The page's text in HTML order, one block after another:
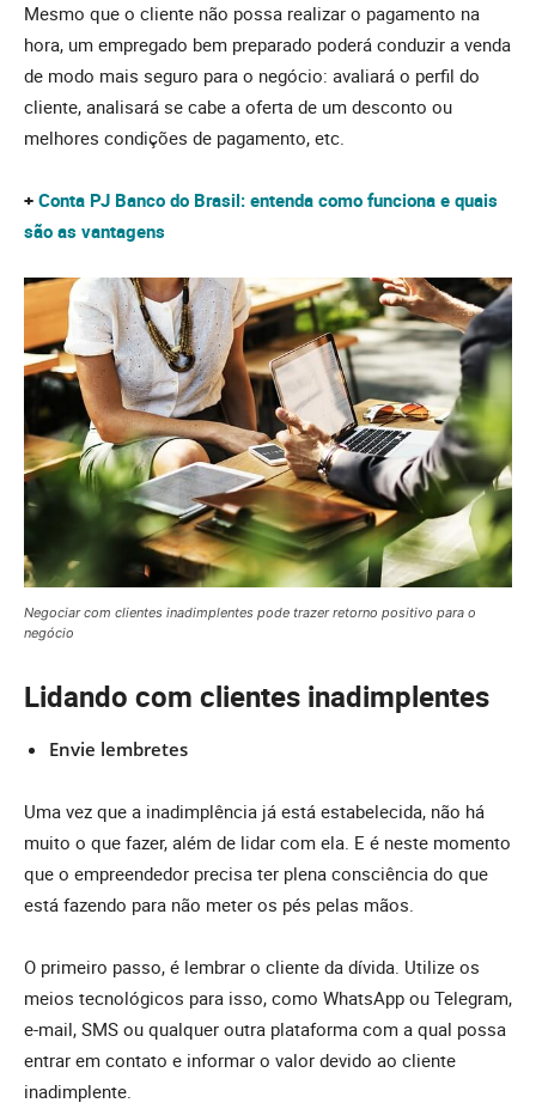
Mesmo que o cliente não possa realizar o pagamento na
hora, um empregado bem preparado poderá conduzir a venda
de modo mais seguro para o negócio: avaliará o perfil do
cliente, analisará se cabe a oferta de um desconto ou
melhores condições de pagamento, etc.
+ Conta PJ Banco do Brasil: entenda como funciona e quais
são as vantagens
Negociar com clientes inadimplentes pode trazer retorno positivo para o
negócio
Lidando com clientes inadimplentes
Envie lembretes
Uma vez que a inadimplência já está estabelecida, não há
muito o que fazer, além de lidar com ela. E é neste momento
que o empreendedor precisa ter plena consciência do que
está fazendo para não meter os pés pelas mãos.
O primeiro passo, é lembrar o cliente da dívida. Utilize os
meios tecnológicos para isso, como WhatsApp ou Telegram,
e-mail, SMS ou qualquer outra plataforma com a qual possa
entrar em contato e informar o valor devido ao cliente
inadimplente.